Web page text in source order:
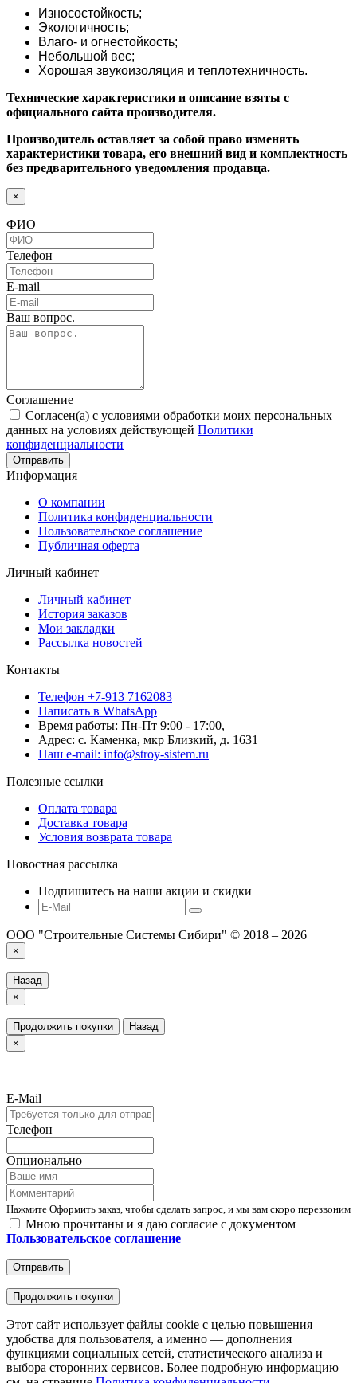
Износостойкость;
Экологичность;
Влаго- и огнестойкость;
Небольшой вес;
Хорошая звукоизоляция и теплотехничность.
Технические характеристики и описание взяты с
официального сайта производителя.
Производитель оставляет за собой право изменять
характеристики товара, его внешний вид и комплектность
без предварительного уведомления продавца.
×
ФИО
Телефон
E-mail
Ваш вопрос.
Соглашение
Согласен(а) с условиями обработки моих персональных
данных на условиях действующей Политики
конфиденциальности
Отправить
Информация
О компании
Политика конфиденциальности
Пользовательское соглашение
Публичная оферта
Личный кабинет
Личный кабинет
История заказов
Мои закладки
Рассылка новостей
Контакты
Телефон +7-913 7162083
Написать в WhatsApp
Время работы: Пн-Пт 9:00 - 17:00,
Адрес: с. Каменка, мкр Близкий, д. 1631
Наш e-mail: info@stroy-sistem.ru
Полезные ссылки
Оплата товара
Доставка товара
Условия возврата товара
Новостная рассылка
Подпишитесь на наши акции и скидки
ООО "Строительные Системы Сибири" © 2018 – 2026
×
Назад
×
Продолжить покупки
Назад
×
E-Mail
Телефон
Опционально
Нажмите Оформить заказ, чтобы сделать запрос, и мы вам скоро перезвоним
Мною прочитаны и я даю согласие с документом
Пользовательское соглашение
Отправить
Продолжить покупки
Этот сайт использует файлы cookie с целью повышения
удобства для пользователя, а именно — дополнения
функциями социальных сетей, статистического анализа и
выбора сторонних сервисов. Более подробную информацию